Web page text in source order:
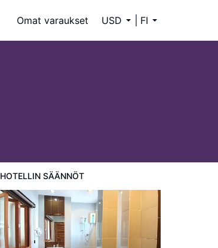
Omat varaukset USD FI
HOTELLIN SÄÄNNÖT